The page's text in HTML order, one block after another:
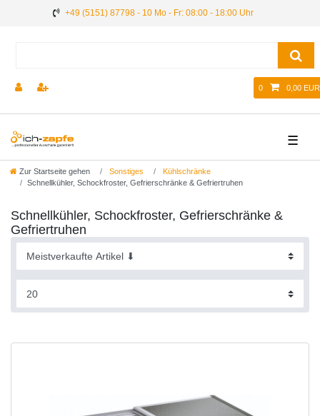
+49 (5151) 87798 - 10 Mo - Fr: 08:00 - 18:00 Uhr
0 0,00 EUR
☰
Zur Startseite gehen Sonstiges
Kühlschränke
Schnellkühler, Schockfroster, Gefrierschränke & Gefriertruhen
Schnellkühler, Schockfroster, Gefrierschränke &
Gefriertruhen